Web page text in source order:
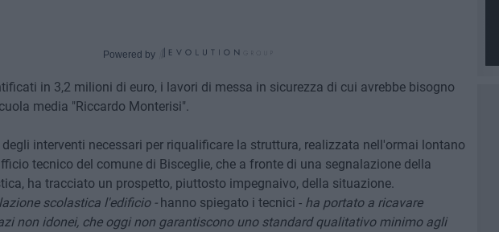
Powered by
in 3,2 milioni di euro, i lavori di messa in sicurezza di cui avrebbe bisogno
media "Riccardo Monterisi".
interventi necessari per riqualificare la struttura, realizzata nell'ormai lontano
tecnico del comune di Bisceglie, che a fronte di una segnalazione della
ha tracciato un prospetto, piuttosto impegnaivo, della situazione.
scolastica l'edificio - hanno spiegato i tecnici - ha portato a ricavare
non idonei, che oggi non garantiscono uno standard qualitativo minimo agli